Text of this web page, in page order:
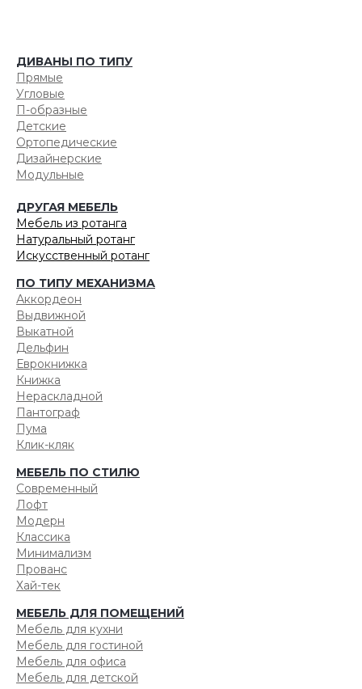
ДИВАНЫ ПО ТИПУ
Прямые
Угловые
П-образные
Детские
Ортопедические
Дизайнерские
Модульные
ДРУГАЯ МЕБЕЛЬ
Мебель из ротанга
Натуральный ротанг
Искусственный ротанг
ПО ТИПУ МЕХАНИЗМА
Аккордеон
Выдвижной
Выкатной
Дельфин
Еврокнижка
Книжка
Нераскладной
Пантограф
Пума
Клик-кляк
МЕБЕЛЬ ПО СТИЛЮ
Современный
Лофт
Модерн
Классика
Минимализм
Прованс
Хай-тек
МЕБЕЛЬ ДЛЯ ПОМЕЩЕНИЙ
Мебель для кухни
Мебель для гостиной
Мебель для офиса
Мебель для детской